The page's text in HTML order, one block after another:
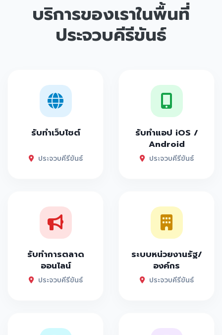
บริการของเราในพื้นที่
ประจวบคีรีขันธ์
รับทำเว็บไซต์
ประจวบคีรีขันธ์
รับทำแอป iOS /
Android
ประจวบคีรีขันธ์
รับทำการตลาด
ออนไลน์
ประจวบคีรีขันธ์
ระบบหน่วยงานรัฐ/
องค์กร
ประจวบคีรีขันธ์